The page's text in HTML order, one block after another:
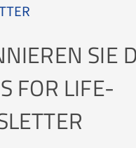
SIE
FOR LIFE-